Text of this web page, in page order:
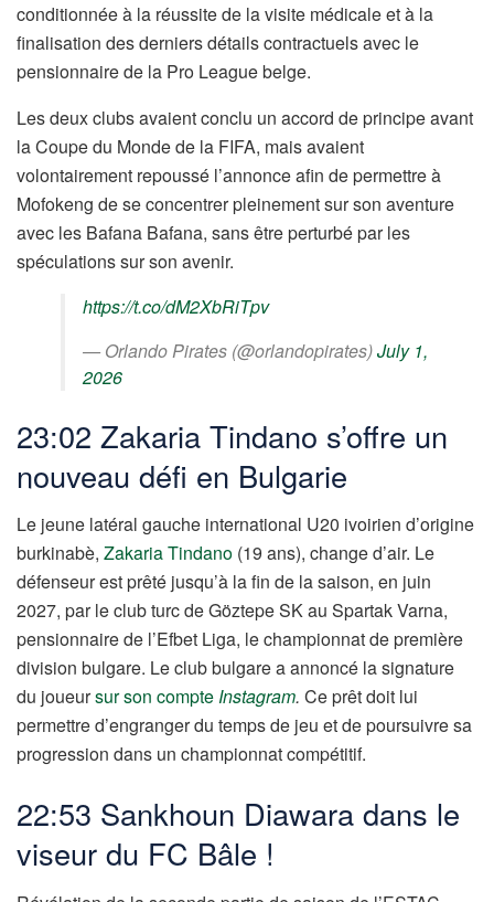
conditionnée à la réussite de la visite médicale et à la
finalisation des derniers détails contractuels avec le
pensionnaire de la Pro League belge.
Les deux clubs avaient conclu un accord de principe avant
la Coupe du Monde de la FIFA, mais avaient
volontairement repoussé l’annonce afin de permettre à
Mofokeng de se concentrer pleinement sur son aventure
avec les Bafana Bafana, sans être perturbé par les
spéculations sur son avenir.
https://t.co/dM2XbRiTpv
— Orlando Pirates (@orlandopirates)July 1,
2026
23:02 Zakaria Tindano s’offre un
nouveau défi en Bulgarie
Le jeune latéral gauche international U20 ivoirien d’origine
burkinabè, Zakaria Tindano (19 ans), change d’air. Le
défenseur est prêté jusqu’à la fin de la saison, en juin
2027, par le club turc de Göztepe SK au Spartak Varna,
pensionnaire de l’Efbet Liga, le championnat de première
division bulgare. Le club bulgare a annoncé la signature
du joueursur son compteInstagram. Ce prêt doit lui
permettre d’engranger du temps de jeu et de poursuivre sa
progression dans un championnat compétitif.
22:53 Sankhoun Diawara dans le
viseur du FC Bâle !